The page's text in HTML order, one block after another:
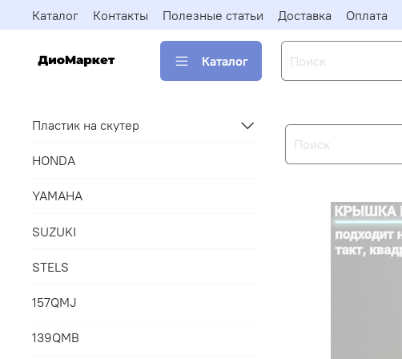
Каталог Контакты Полезные статьи Доставка Оплата
Каталог
Пластик на скутер
HONDA
YAMAHA
SUZUKI
STELS
157QMJ
139QMB